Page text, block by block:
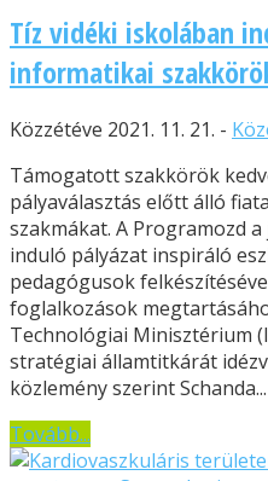
Tíz vidéki iskolában
informatikai
Közzétéve 2021. 11. 21. -
Támogatott szakkörök
pályaválasztás előtt álló
szakmákat. A Programozd
induló pályázat inspiráló
pedagógusok
foglalkozások
Technológiai Minisztérium
stratégiai államtitkárát
közlemény szerint Schanda...
Tovább...